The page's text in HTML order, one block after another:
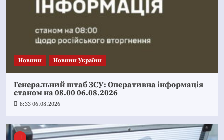
Новини Новини України
Генеральний штаб ЗСУ: Оперативна інформація
станом на 08.00 06.08.2026
8:33 06.08.2026